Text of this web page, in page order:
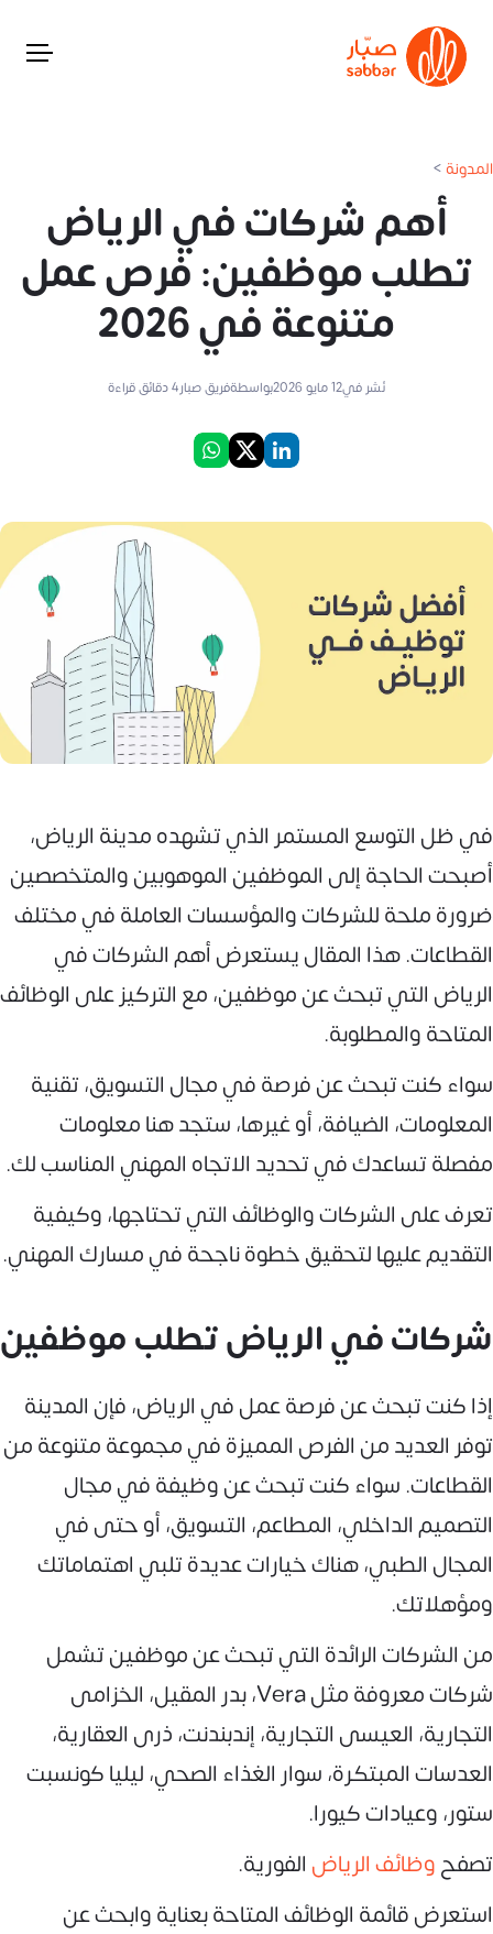
المدونة>
أهم شركات في الرياض
تطلب موظفين: فرص عمل
متنوعة في 2026
نُشر في12 مايو 2026 بواسطةفريق صبار4دقائق قراءة
في ظل التوسع المستمر الذي تشهده مدينة الرياض،
أصبحت الحاجة إلى الموظفين الموهوبين والمتخصصين
ضرورة ملحة للشركات والمؤسسات العاملة في مختلف
القطاعات. هذا المقال يستعرض أهم الشركات في
الرياض التي تبحث عن موظفين، مع التركيز على الوظائف
المتاحة والمطلوبة.
سواء كنت تبحث عن فرصة في مجال التسويق، تقنية
المعلومات، الضيافة، أو غيرها، ستجد هنا معلومات
مفصلة تساعدك في تحديد الاتجاه المهني المناسب لك.
تعرف على الشركات والوظائف التي تحتاجها، وكيفية
التقديم عليها لتحقيق خطوة ناجحة في مسارك المهني.
شركات في الرياض تطلب موظفين
إذا كنت تبحث عن فرصة عمل في الرياض، فإن المدينة
توفر العديد من الفرص المميزة في مجموعة متنوعة من
القطاعات. سواء كنت تبحث عن وظيفة في مجال
التصميم الداخلي، المطاعم، التسويق، أو حتى في
المجال الطبي، هناك خيارات عديدة تلبي اهتماماتك
ومؤهلاتك.
من الشركات الرائدة التي تبحث عن موظفين تشمل
شركات معروفة مثل Vera، بدر المقيل، الخزامى
التجارية، العيسى التجارية، إندبندنت، ذرى العقارية،
العدسات المبتكرة، سوار الغذاء الصحي، ليليا كونسبت
ستور، وعيادات كيورا.
تصفحوظائف الرياض الفورية.
استعرض قائمة الوظائف المتاحة بعناية وابحث عن